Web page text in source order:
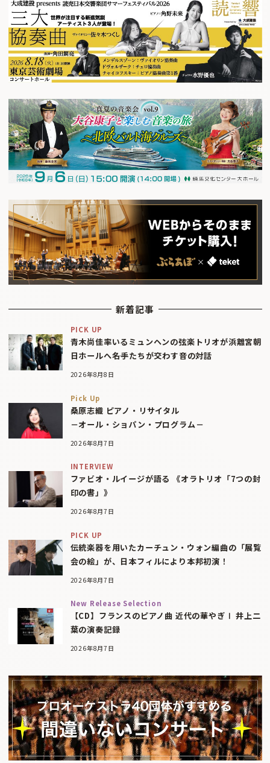
新着記事
PICK UP
青木尚佳率いるミュンヘンの弦楽トリオが浜離宮朝
日ホールへ――名手たちが交わす音の対話
2026年8月8日
Pick Up
桑原志織 ピアノ・リサイタル
－オール・ショパン・プログラム－
2026年8月7日
INTERVIEW
ファビオ・ルイージが語る 《オラトリオ「7つの封
印の書」》
2026年8月7日
PICK UP
伝統楽器を用いたカーチュン・ウォン編曲の「展覧
会の絵」が、日本フィルにより本邦初演！
2026年8月7日
New Release Selection
【CD】フランスのピアノ曲 近代の華やぎⅠ 井上二
葉の演奏記録
2026年8月7日